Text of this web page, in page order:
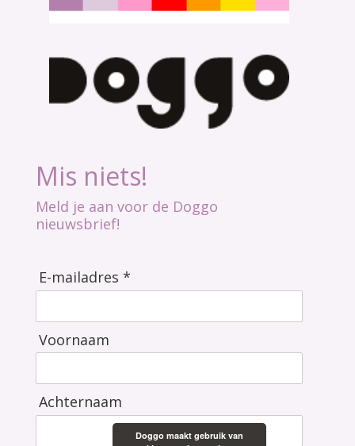
Mis niets!
Meld je aan voor de Doggo
nieuwsbrief!
E-mailadres *
Voornaam
Achternaam
Doggo maakt gebruik van